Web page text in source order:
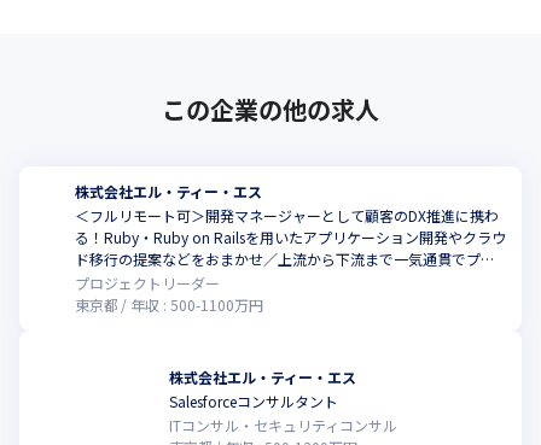
＜クライアント例＞
・キリンホールディングス株式会社
・矢崎総業株式会社
・DIC株式会社
・日産自動車株式会社
この企業の他の求人
株式会社エル・ティー・エス
＜フルリモート可＞開発マネージャーとして顧客のDX推進に携わ
る！Ruby・Ruby on Railsを用いたアプリケーション開発やクラウ
ド移行の提案などをおまかせ／上流から下流まで一気通貫でプロ
ジェクトに参画できます
プロジェクトリーダー
東京都
年収 : 500-1100万円
株式会社エル・ティー・エス
Salesforceコンサルタント
ITコンサル・セキュリティコンサル